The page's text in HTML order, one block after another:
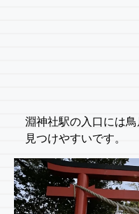
淵神社駅の入口には
見つけやすいです。